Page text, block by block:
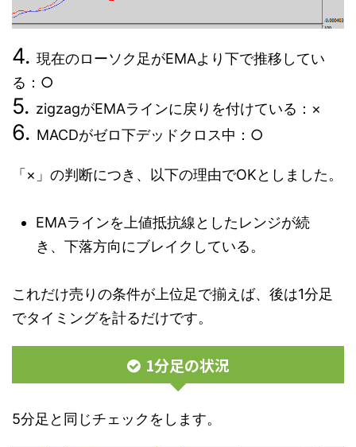
現在のローソク足がEMAより下で推移してい
る：○
zigzagがEMAラインに戻りを付けている：×
MACDがゼロ下デッドクロス中：○
「×」の判断につき、以下の理由でOKとしました。
EMAラインを上値抵抗線としたレンジが続
き、下落方向にブレイクしている。
これだけ売りの条件が上位足で揃えば、後は1分足
でタイミングを計るだけです。
1分足の状況
5分足と同じチェックをします。